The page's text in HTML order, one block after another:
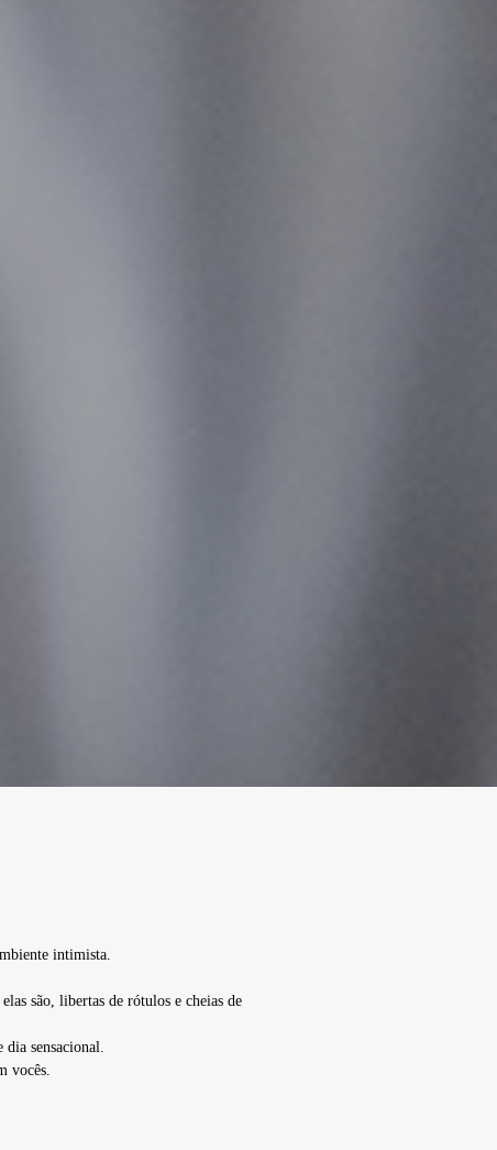
intimista.
são, libertas de rótulos e cheias de
dia sensacional.
vocês.